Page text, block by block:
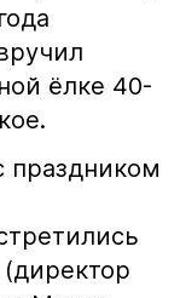
ёлке 40-
праздником